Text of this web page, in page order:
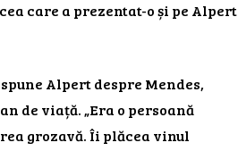
care a prezentat-o ​​și pe Alpert
Alpert despre Mendes,
de viață. „Era o persoană
grozavă. Îi plăcea vinul